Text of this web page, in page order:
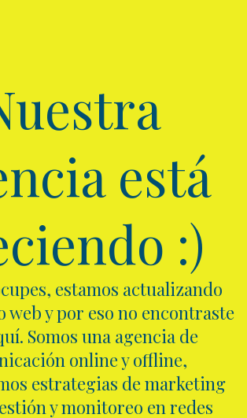
está
:)
estamos actualizando
y por eso no encontraste
Somos una agencia de
online y offline,
estrategias de marketing
y monitoreo en redes